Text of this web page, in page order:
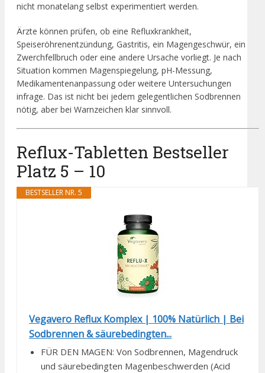
nicht monatelang selbst experimentiert werden.
Ärzte können prüfen, ob eine Refluxkrankheit,
Speiseröhrenentzündung, Gastritis, ein Magengeschwür, ein
Zwerchfellbruch oder eine andere Ursache vorliegt. Je nach
Situation kommen Magenspiegelung, pH-Messung,
Medikamentenanpassung oder weitere Untersuchungen
infrage. Das ist nicht bei jedem gelegentlichen Sodbrennen
nötig, aber bei Warnzeichen klar sinnvoll.
Reflux-Tabletten Bestseller
Platz 5 – 10
BESTSELLER NR. 5
Vegavero Reflux Komplex | 100% Natürlich | Bei
Sodbrennen & säurebedingten...
FÜR DEN MAGEN: Von Sodbrennen, Magendruck
und säurebedingten Magenbeschwerden (Acid